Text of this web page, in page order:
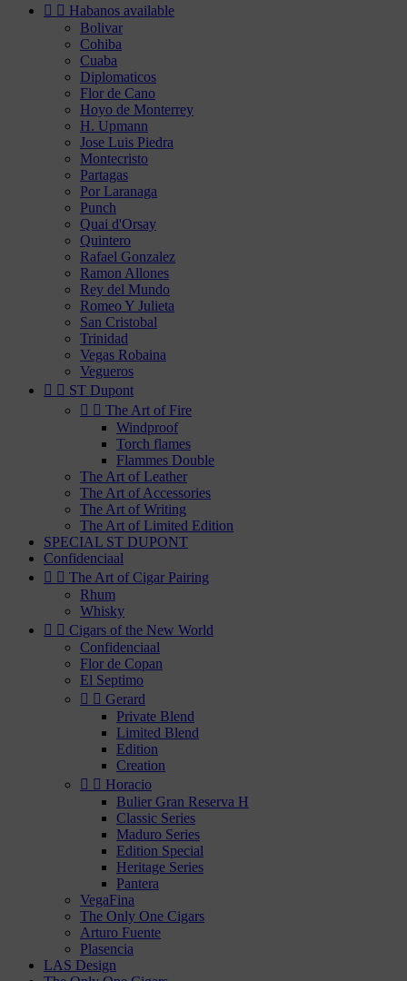
  Habanos available
Bolivar
Cohiba
Cuaba
Diplomaticos
Flor de Cano
Hoyo de Monterrey
H. Upmann
Jose Luis Piedra
Montecristo
Partagas
Por Laranaga
Punch
Quai d'Orsay
Quintero
Rafael Gonzalez
Ramon Allones
Rey del Mundo
Romeo Y Julieta
San Cristobal
Trinidad
Vegas Robaina
Vegueros
  ST Dupont
  The Art of Fire
Windproof
Torch flames
Flammes Double
The Art of Leather
The Art of Accessories
The Art of Writing
The Art of Limited Edition
SPECIAL ST DUPONT
Confidenciaal
  The Art of Cigar Pairing
Rhum
Whisky
  Cigars of the New World
Confidenciaal
Flor de Copan
El Septimo
  Gerard
Private Blend
Limited Blend
Edition
Creation
  Horacio
Bulier Gran Reserva H
Classic Series
Maduro Series
Edition Special
Heritage Series
Pantera
VegaFina
The Only One Cigars
Arturo Fuente
Plasencia
LAS Design